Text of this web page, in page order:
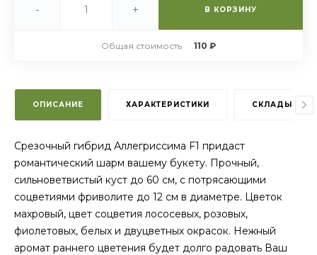
- + В КОРЗИНУ
Общая стоимость 110 ₽
ОПИСАНИЕ ХАРАКТЕРИСТИКИ СКЛАДЫ
Cрезочный гибрид Аллегриссима F1 придаст
романтический шарм вашему букету. Прочный,
сильноветвистый куст до 60 см, с потрясающими
соцветиями фриволите до 12 см в диаметре. Цветок
махровый, цвет соцветия лососевых, розовых,
фиолетовых, белых и двуцветных окрасок. Нежный
аромат раннего цветения будет долго радовать Ваш